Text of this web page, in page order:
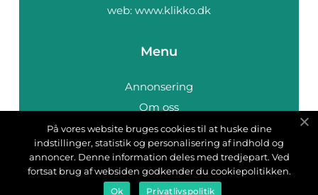
web: www.klikko.dk
Menu
Annonsering
Om oss
Cookies
Kontakta oss
Sitemap
På vores website bruges cookies til at huske dine
indstillinger, statistik og personalisering af indhold og
annoncer. Denne information deles med tredjepart. Ved
fortsat brug af websiden godkender du cookiepolitikken.
Ok Privatlivspolitik